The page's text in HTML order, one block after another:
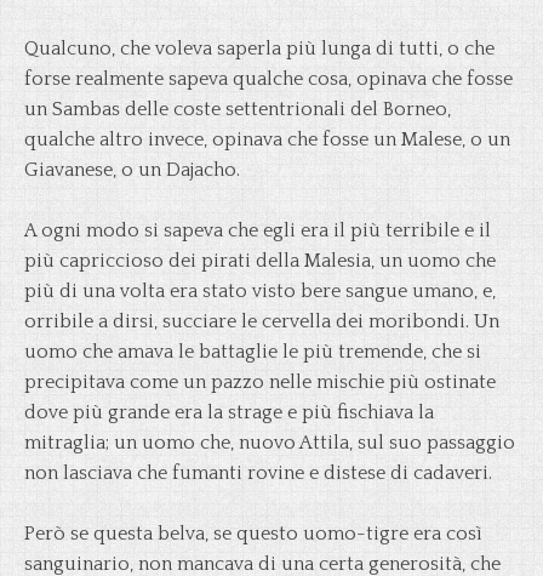
Qualcuno, che voleva saperla più lunga di tutti, o che
forse realmente sapeva qualche cosa, opinava che fosse
un Sambas delle coste settentrionali del Borneo,
qualche altro invece, opinava che fosse un Malese, o un
Giavanese, o un Dajacho.
A ogni modo si sapeva che egli era il più terribile e il
più capriccioso dei pirati della Malesia, un uomo che
più di una volta era stato visto bere sangue umano, e,
orribile a dirsi, succiare le cervella dei moribondi. Un
uomo che amava le battaglie le più tremende, che si
precipitava come un pazzo nelle mischie più ostinate
dove più grande era la strage e più fischiava la
mitraglia; un uomo che, nuovo Attila, sul suo passaggio
non lasciava che fumanti rovine e distese di cadaveri.
Però se questa belva, se questo uomo-tigre era così
sanguinario, non mancava di una certa generosità, che